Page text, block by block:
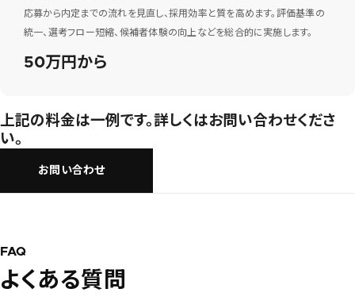
応募から内定までの流れを見直し、採用効率と質を高めます。評価基準の
統一、選考フロー短縮、候補者体験の向上などを総合的に実施します。
50万円から
上記の料金は一例です。詳しくはお問い合わせくださ
い。
お問い合わせ
FAQ
よくある質問